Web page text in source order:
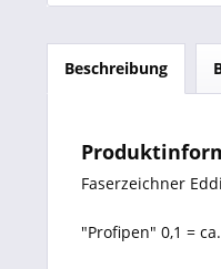
Beschreibung
Faserzeichner
"Profipen" 0,1 =